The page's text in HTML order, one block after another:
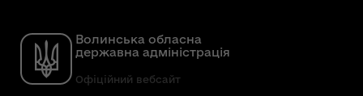
Волинська обласна
державна адміністрація
Офіційний вебсайт